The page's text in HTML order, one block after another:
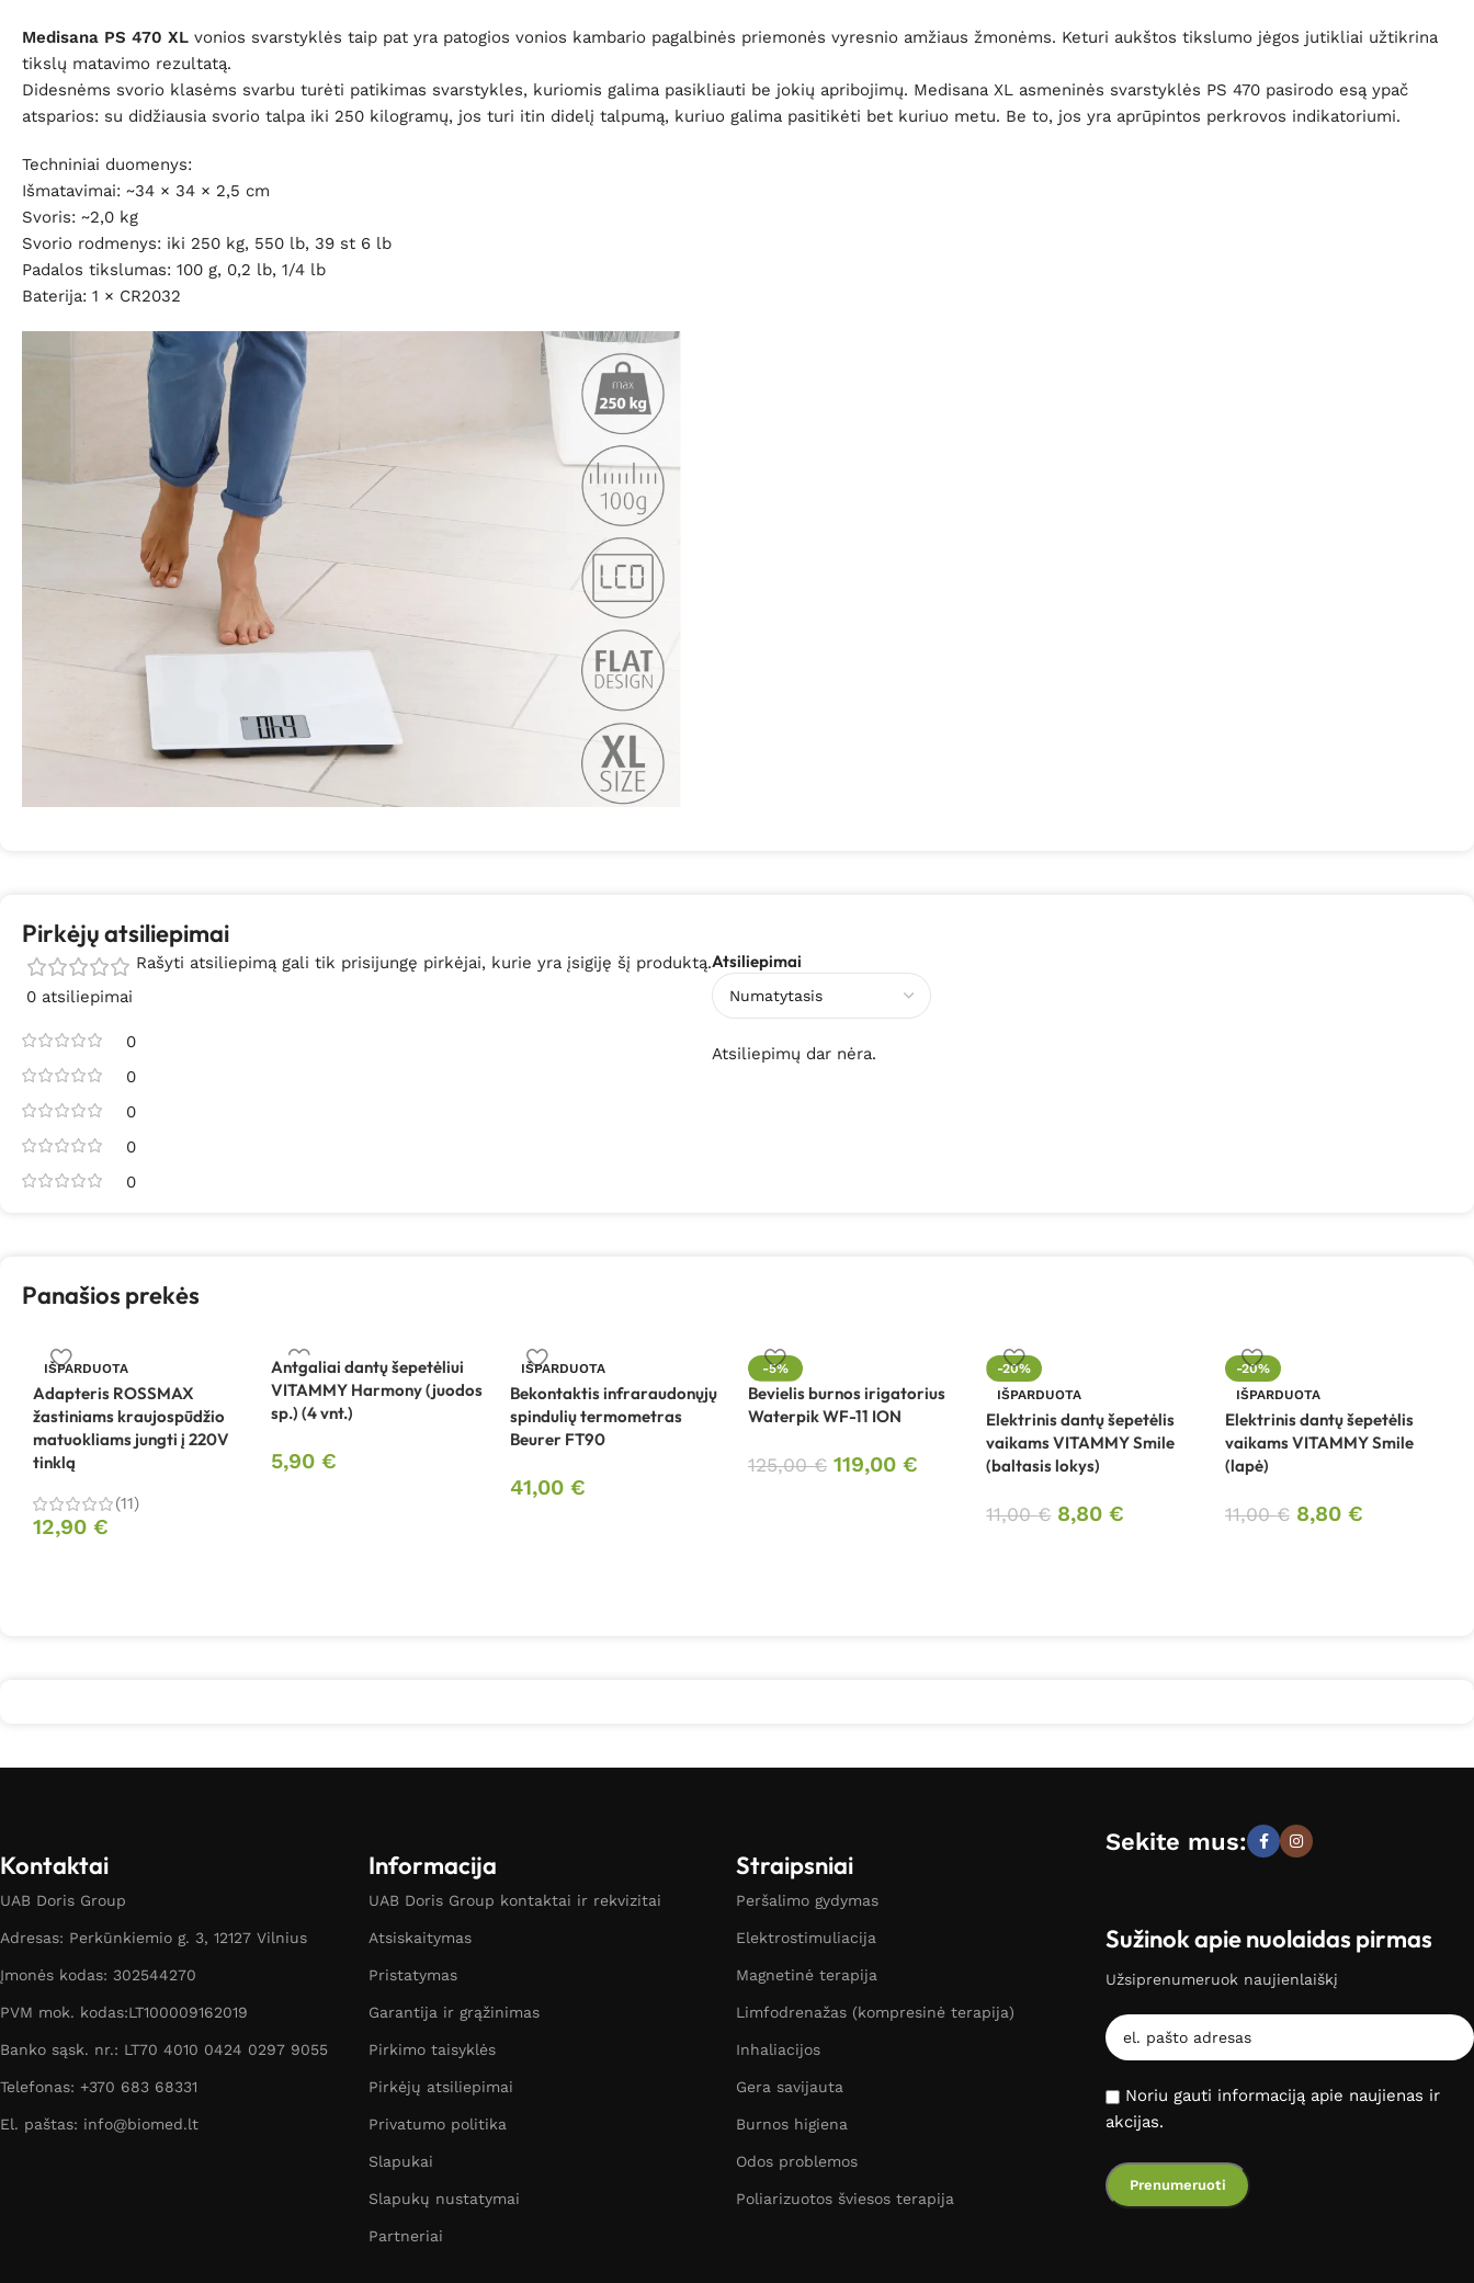
Medisana PS 470 XL vonios svarstyklės taip pat yra patogios vonios kambario pagalbinės priemonės vyresnio amžiaus žmonėms. Keturi aukštos tikslumo jėgos jutikliai užtikrina
tikslų matavimo rezultatą.
Didesnėms svorio klasėms svarbu turėti patikimas svarstykles, kuriomis galima pasikliauti be jokių apribojimų. Medisana XL asmeninės svarstyklės PS 470 pasirodo esą ypač
atsparios: su didžiausia svorio talpa iki 250 kilogramų, jos turi itin didelį talpumą, kuriuo galima pasitikėti bet kuriuo metu. Be to, jos yra aprūpintos perkrovos indikatoriumi.
Techniniai duomenys:
Išmatavimai: ~34 × 34 × 2,5 cm
Svoris: ~2,0 kg
Svorio rodmenys: iki 250 kg, 550 lb, 39 st 6 lb
Padalos tikslumas: 100 g, 0,2 lb, 1/4 lb
Baterija: 1 × CR2032
Pirkėjų atsiliepimai
0 atsiliepimai
0
0
0
0
0
Atsiliepimai
Atsiliepimų dar nėra.
Rašyti atsiliepimą gali tik prisijungę pirkėjai, kurie yra įsigiję šį produktą.
Panašios prekės
IŠPARDUOTA
Adapteris ROSSMAX
žastiniams kraujospūdžio
matuokliams jungti į 220V
tinklą
(11)
12,90 €
Antgaliai dantų šepetėliui
VITAMMY Harmony (juodos
sp.) (4 vnt.)
5,90€
IŠPARDUOTA
Bekontaktis infraraudonųjų
spindulių termometras
Beurer FT90
41,00 €
-5%
Bevielis burnos irigatorius
Waterpik WF-11 ION
125,00€ 119,00 €
-20%
IŠPARDUOTA
Elektrinis dantų šepetėlis
vaikams VITAMMY Smile
(baltasis lokys)
11,00€ 8,80€
-20%
IŠPARDUOTA
Elektrinis dantų šepetėlis
vaikams VITAMMY Smile
(lapė)
11,00€ 8,80 €
Kontaktai
UAB Doris Group
Adresas: Perkūnkiemio g. 3, 12127 Vilnius
Įmonės kodas: 302544270
PVM mok. kodas:LT100009162019
Banko sąsk. nr.: LT70 4010 0424 0297 9055
Telefonas: +370 683 68331
El. paštas: info@biomed.lt
Informacija
UAB Doris Group kontaktai ir rekvizitai
Atsiskaitymas
Pristatymas
Garantija ir grąžinimas
Pirkimo taisyklės
Pirkėjų atsiliepimai
Privatumo politika
Slapukai
Slapukų nustatymai
Partneriai
Straipsniai
Peršalimo gydymas
Elektrostimuliacija
Magnetinė terapija
Limfodrenažas (kompresinė terapija)
Inhaliacijos
Gera savijauta
Burnos higiena
Odos problemos
Poliarizuotos šviesos terapija
Sekite mus:
Sužinok apie nuolaidas pirmas
Užsiprenumeruok naujienlaiškį
Noriu gauti informaciją apie naujienas ir
akcijas.